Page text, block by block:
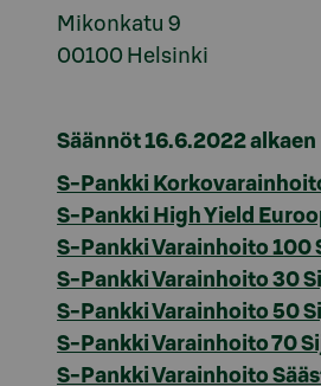
Mikonkatu 9
00100 Helsinki
Säännöt 16.6.2022 alkaen
S-Pankki
S-Pankki High Yield
S-Pankki Varainhoito 100
S-Pankki Varainhoito 30
S-Pankki Varainhoito 50
S-Pankki Varainhoito 70
S-Pankki Varainhoito